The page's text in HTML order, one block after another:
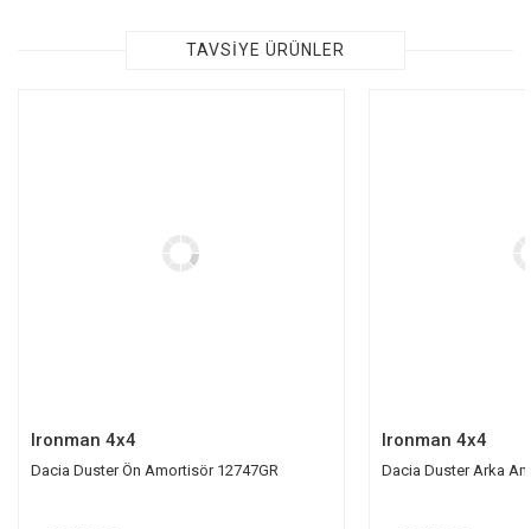
Görüş ve önerileriniz için teşekkür ederiz.
TAVSİYE ÜRÜNLER
Ironman 4x4
Dacia Duster Ön Amortisör 12747GR
Ironman 4x4
Dacia Duster Arka